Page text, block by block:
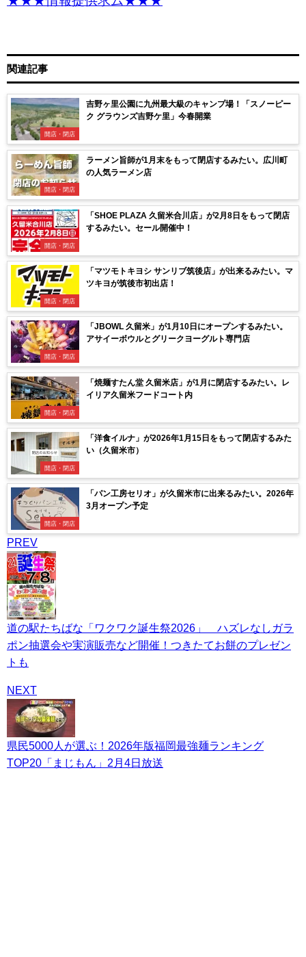
関連記事
開店・閉店
吉野ヶ里公園に九州最大級のキャンプ場！「スノーピー
ク グラウンズ吉野ケ里」今春開業
開店・閉店
ラーメン旨師が1月末をもって閉店するみたい。広川町
の人気ラーメン店
開店・閉店
「SHOE PLAZA 久留米合川店」が2月8日をもって閉店
するみたい。セール開催中！
開店・閉店
「マツモトキヨシ サンリブ筑後店」が出来るみたい。マ
ツキヨが筑後市初出店！
開店・閉店
「JBOWL 久留米」が1月10日にオープンするみたい。
アサイーボウルとグリークヨーグルト専門店
開店・閉店
「焼麺すたん堂 久留米店」が1月に閉店するみたい。レ
イリア久留米フードコート内
開店・閉店
「洋食イルナ」が2026年1月15日をもって閉店するみた
い（久留米市）
開店・閉店
「パン工房セリオ」が久留米市に出来るみたい。2026年
3月オープン予定
PREV
道の駅たちばな「ワクワク誕生祭2026」 ハズレなしガラ
ポン抽選会や実演販売など開催！つきたてお餅のプレゼン
トも
NEXT
県民5000人が選ぶ！2026年版福岡最強麺ランキング
TOP20「まじもん」2月4日放送